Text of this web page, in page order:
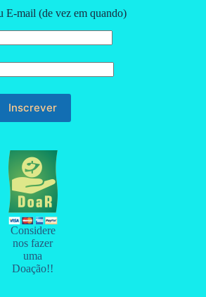
E-mail (de vez em quando)
Considere
nos fazer
uma
Doação!!